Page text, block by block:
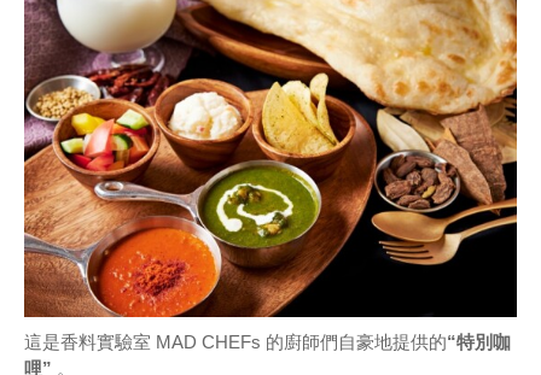
這是香料實驗室 MAD CHEFs 的廚師們自豪地提供的“特別咖
哩” 。